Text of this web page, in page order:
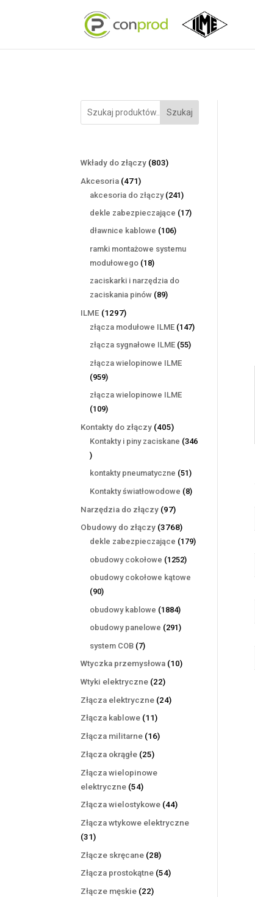
Szukaj
Wkłady do złączy 803803
Akcesoria 471471
produktów
akcesoria do złączy 241241
produktów
dekle zabezpieczające 1717
dławnice kablowe 106106
ramki montażowe systemu
modułowego 1818
produktów
zaciskarki i narzędzia do
zaciskania pinów 8989
ILME 12971297
produktów
złącza modułowe ILME 147147
złącza sygnałowe ILME 5555
złącza wielopinowe ILME
959959
produktów
złącza wielopinowe ILME
109109
produktów
Kontakty do złączy 405405
produktów
Kontakty i piny zaciskane 346
346
produktów
kontakty pneumatyczne 5151
produktów
Kontakty światłowodowe 88
Narzędzia do złączy 9797
produktów
Obudowy do złączy 37683768
produktów
dekle zabezpieczające 179179
obudowy cokołowe 12521252
obudowy cokołowe kątowe
9090
produktów
obudowy kablowe 18841884
produkty
obudowy panelowe 291291
system COB 77
produktów
Wtyczka przemysłowa 1010
Wtyki elektryczne 2222
produkty
Złącza elektryczne 2424
Złącza kablowe 1111
produktów
Złącza militarne 1616
Złącza okrągłe 2525
Złącza wielopinowe
elektryczne 5454
produkty
Złącza wielostykowe 4444
Złącza wtykowe elektryczne
3131
produktów
Złącze skręcane 2828
produktów
Złącza prostokątne 5454
Złącze męskie 2222